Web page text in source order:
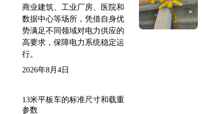
商业建筑、工业厂房、医院和
数据中心等场所，凭借自身优
势满足不同领域对电力供应的
高要求，保障电力系统稳定运
行。
2026年8月4日
13米平板车的标准尺寸和载重
参数